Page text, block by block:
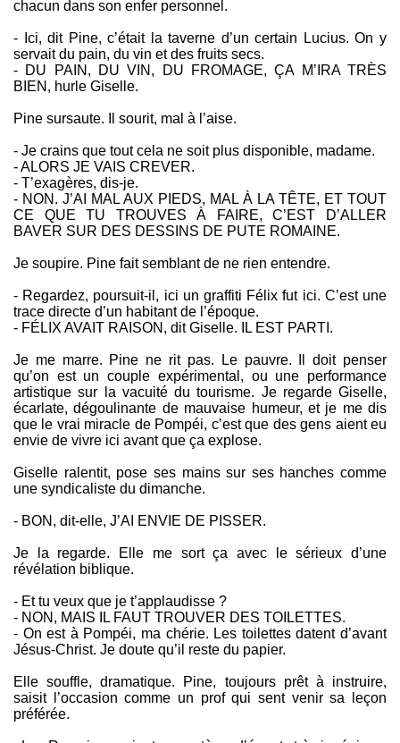
chacun dans son enfer personnel.
- Ici, dit Pine, c’était la taverne d’un certain Lucius. On y
servait du pain, du vin et des fruits secs.
- DU PAIN, DU VIN, DU FROMAGE, ÇA M’IRA TRÈS
BIEN, hurle Giselle.
Pine sursaute. Il sourit, mal à l’aise.
- Je crains que tout cela ne soit plus disponible, madame.
- ALORS JE VAIS CREVER.
- T’exagères, dis-je.
- NON. J’AI MAL AUX PIEDS, MAL À LA TÊTE, ET TOUT
CE QUE TU TROUVES À FAIRE, C’EST D’ALLER
BAVER SUR DES DESSINS DE PUTE ROMAINE.
Je soupire. Pine fait semblant de ne rien entendre.
- Regardez, poursuit-il, ici un graffiti Félix fut ici. C’est une
trace directe d’un habitant de l’époque.
- FÉLIX AVAIT RAISON, dit Giselle. IL EST PARTI.
Je me marre. Pine ne rit pas. Le pauvre. Il doit penser
qu’on est un couple expérimental, ou une performance
artistique sur la vacuité du tourisme. Je regarde Giselle,
écarlate, dégoulinante de mauvaise humeur, et je me dis
que le vrai miracle de Pompéi, c’est que des gens aient eu
envie de vivre ici avant que ça explose.
Giselle ralentit, pose ses mains sur ses hanches comme
une syndicaliste du dimanche.
- BON, dit-elle, J’AI ENVIE DE PISSER.
Je la regarde. Elle me sort ça avec le sérieux d’une
révélation biblique.
- Et tu veux que je t’applaudisse ?
- NON, MAIS IL FAUT TROUVER DES TOILETTES.
- On est à Pompéi, ma chérie. Les toilettes datent d’avant
Jésus-Christ. Je doute qu’il reste du papier.
Elle souffle, dramatique. Pine, toujours prêt à instruire,
saisit l’occasion comme un prof qui sent venir sa leçon
préférée.